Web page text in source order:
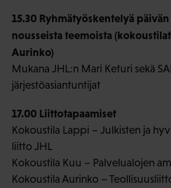
15.30 Ryhmätyöskentelyä päivän
nousseista teemoista
Aurinko)
Mukana JHL:n Mari Keturi sekä
järjestöasiantuntijat
17.00 Liittotapaamiset
Kokoustila Lappi – Julkisten ja
liitto JHL
Kokoustila Kuu – Palvelualojen
Kokoustila Aurinko –